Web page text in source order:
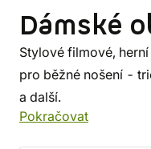
Dámské
Stylové filmové,
pro běžné nošení -
a další.
Pokračovat